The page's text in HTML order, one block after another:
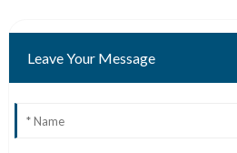
Leave Your Message